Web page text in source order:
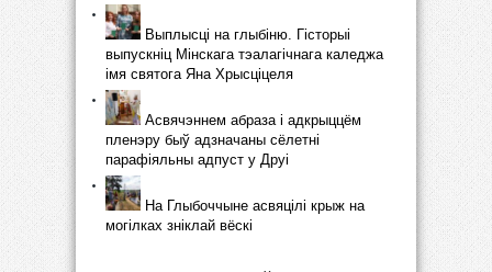
Выплысці на глыбіню. Гісторыі
выпускніц Мінскага тэалагічнага каледжа
імя святога Яна Хрысціцеля
Асвячэннем абраза і адкрыццём
пленэру быў адзначаны сёлетні
парафіяльны адпуст у Друі
На Глыбоччыне асвяцілі крыж на
могілках зніклай вёскі